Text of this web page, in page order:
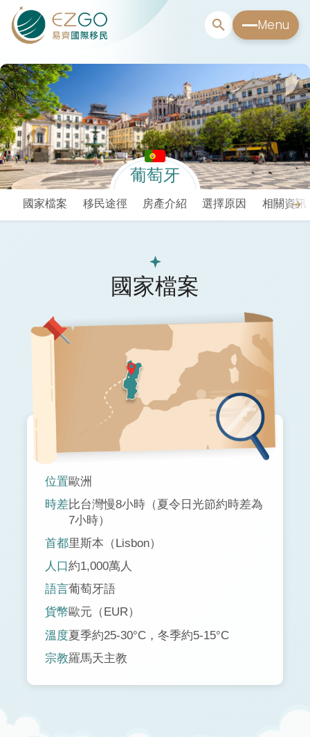
Menu
葡萄牙
國家檔案 移民途徑 房產介紹 選擇原因 相關資訊
國家檔案
位置歐洲
時差比台灣慢8小時（夏令日光節約時差為
7小時）
首都里斯本（Lisbon）
人口約1,000萬人
語言葡萄牙語
貨幣歐元（EUR）
溫度夏季約25-30°C，冬季約5-15°C
宗教羅馬天主教